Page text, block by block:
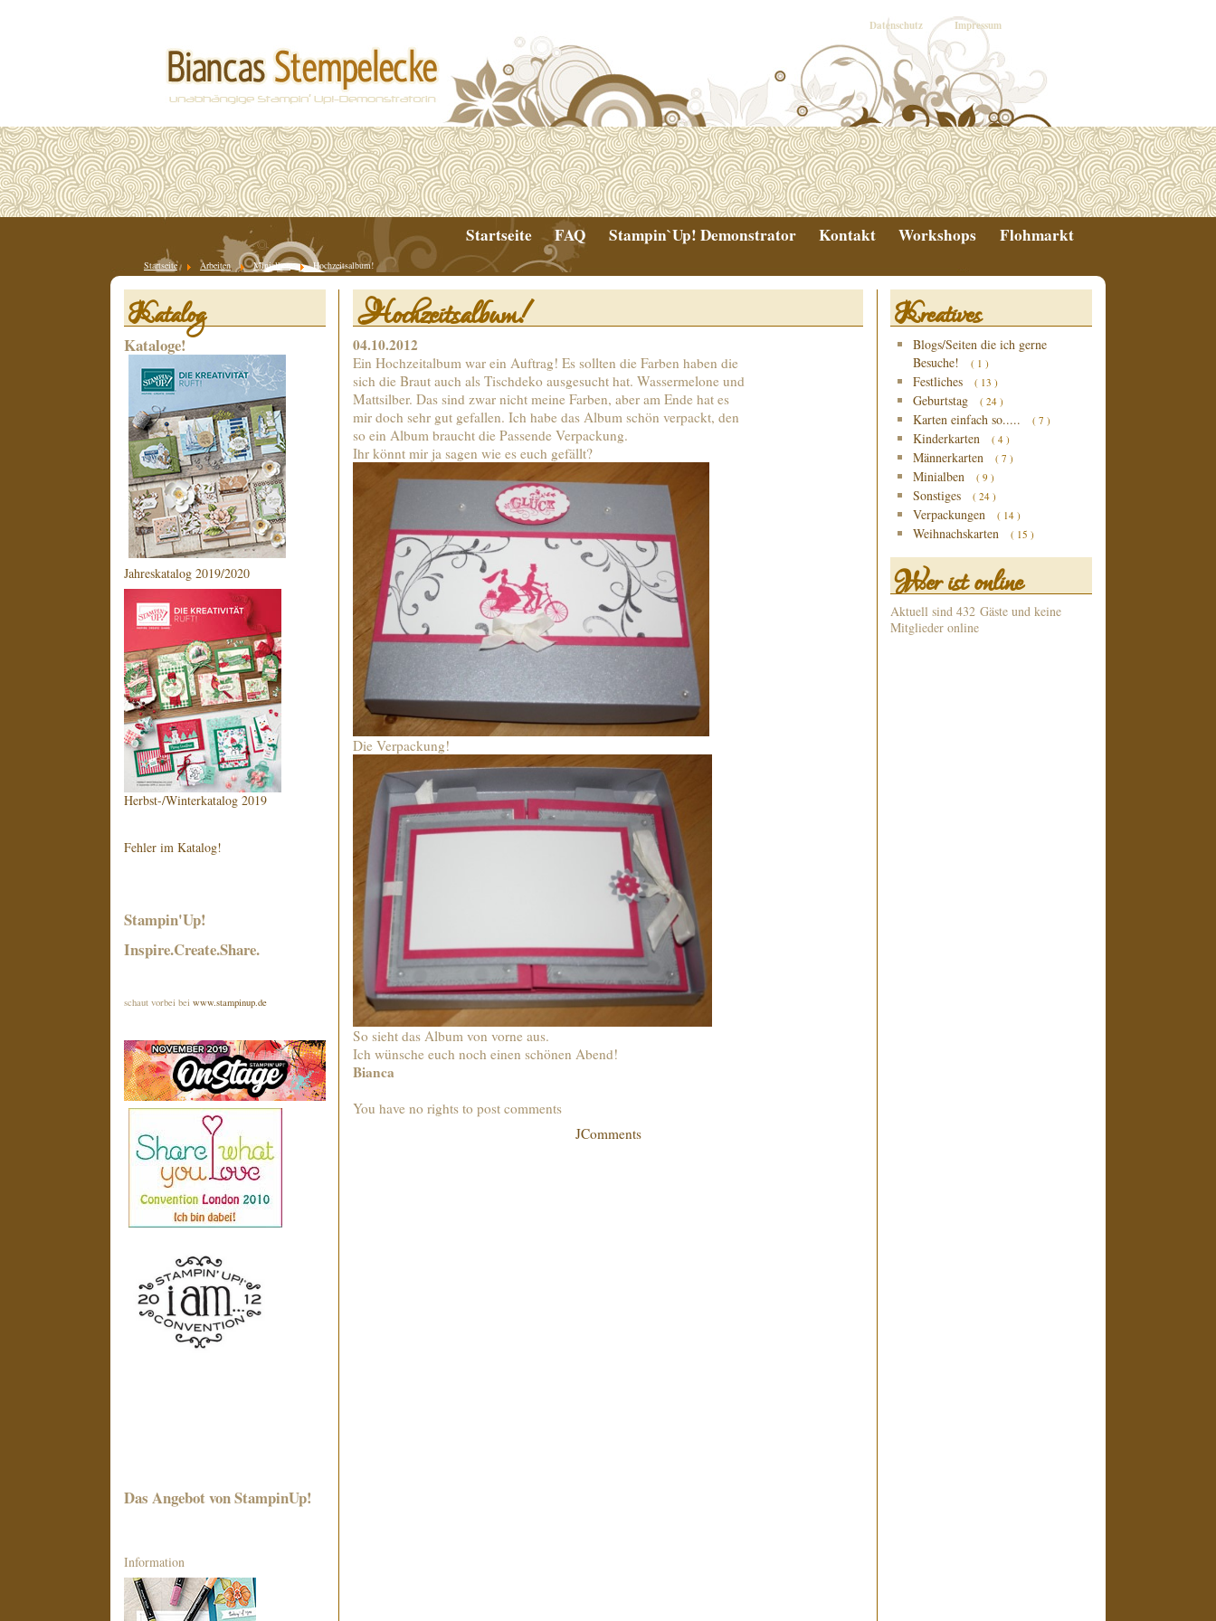
Impressum
Datenschutz
Startseite FAQ Stampin`Up! Demonstrator Kontakt Workshops Flohmarkt
Startseite Arbeiten Minialben Hochzeitsalbum!
Katalog
Kataloge!
Jahreskatalog 2019/2020
Herbst-/Winterkatalog 2019
Fehler im Katalog!
Stampin'Up!
Inspire.Create.Share.
schaut vorbei bei www.stampinup.de
Das Angebot von StampinUp!
Information
Kreatives
Blogs/Seiten die ich gerne
Besuche!
( 1 )
Festliches ( 13 )
Geburtstag ( 24 )
Karten einfach so..... ( 7 )
Kinderkarten ( 4 )
Männerkarten ( 7 )
Minialben ( 9 )
Sonstiges ( 24 )
Verpackungen ( 14 )
Weihnachskarten ( 15 )
Wer ist online
Aktuell sind 432 Gäste und keine
Mitglieder online
Hochzeitsalbum!
04.10.2012
Ein Hochzeitalbum war ein Auftrag! Es sollten die Farben haben die
sich die Braut auch als Tischdeko ausgesucht hat. Wassermelone und
Mattsilber. Das sind zwar nicht meine Farben, aber am Ende hat es
mir doch sehr gut gefallen. Ich habe das Album schön verpackt, den
so ein Album braucht die Passende Verpackung.
Ihr könnt mir ja sagen wie es euch gefällt?
Die Verpackung!
So sieht das Album von vorne aus.
Ich wünsche euch noch einen schönen Abend!
Bianca
You have no rights to post comments
JComments